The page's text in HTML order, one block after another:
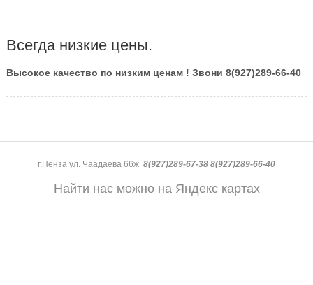
Всегда низкие цены.
Высокое качество по низким ценам ! Звони 8(927)289-66-40
г.Пенза ул. Чаадаева 66ж 8(927)289-67-38 8(927)289-66-40
Найти нас можно на Яндекс картах